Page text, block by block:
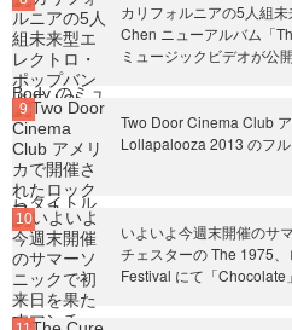
カリフォルニアの5人組
Chen ニューアルバム「
ミュージックビデオが公
Two Door Cinema Club
Lollapalooza 2013 のフル
いよいよ今週末開催のサ
チェスターの The 1975
Festival にて「Chocolate